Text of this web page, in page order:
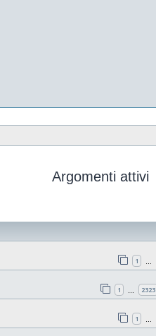
Argomenti attivi
1
1 2323
1